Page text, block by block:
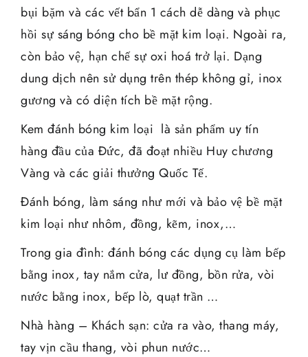
bụi bặm và các vết bẩn 1 cách dễ dàng và phục
hồi sự sáng bóng cho bề mặt kim loại. Ngoài ra,
còn bảo vệ, hạn chế sự oxi hoá trở lại. Dạng
dung dịch nên sử dụng trên thép không gỉ, inox
gương và có diện tích bề mặt rộng.
Kem đánh bóng kim loại là sản phẩm uy tín
hàng đầu của Đức, đã đoạt nhiều Huy chương
Vàng và các giải thưởng Quốc Tế.
Đánh bóng, làm sáng như mới và bảo vệ bề mặt
kim loại như nhôm, đồng, kẽm, inox,…
Trong gia đình: đánh bóng các dụng cụ làm bếp
bằng inox, tay nắm cửa, lư đồng, bồn rửa, vòi
nước bằng inox, bếp lò, quạt trần …
Nhà hàng – Khách sạn: cửa ra vào, thang máy,
tay vịn cầu thang, vòi phun nước…